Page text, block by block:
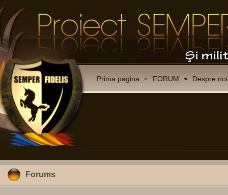
Prima pagina FORUM Despre noi
Forums